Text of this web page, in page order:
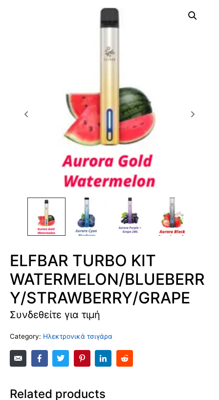
ELFBAR TURBO KIT
WATERMELON/BLUEBERR
Y/STRAWBERRY/GRAPE
Συνδεθείτε για τιμή
Category: Ηλεκτρονικά τσιγάρα
Related products